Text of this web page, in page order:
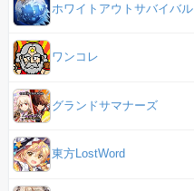
ホワイトアウトサバイバル
ワンコレ
グランドサマナーズ
東方LostWord